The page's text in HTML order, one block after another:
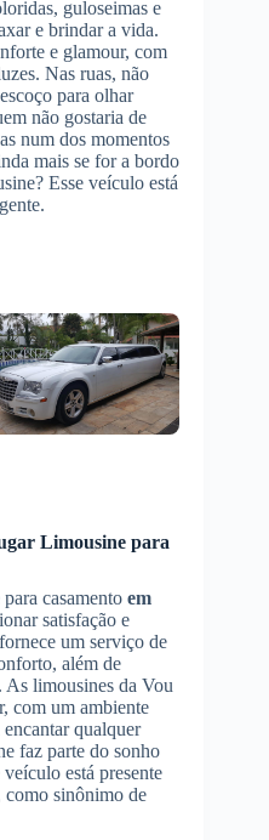
guloseimas e
e brindar a vida.
e glamour, com
Nas ruas, não
para olhar
não gostaria de
num dos momentos
mais se for a bordo
Esse veículo está
Limousine para
para casamento em
satisfação e
um serviço de
além de
As limousines da Vou
com um ambiente
qualquer
faz parte do sonho
está presente
como sinônimo de